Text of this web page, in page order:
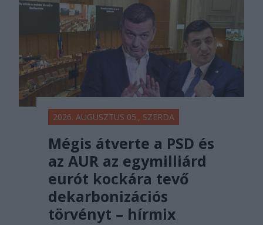
2026. AUGUSZTUS 05., SZERDA
Mégis átverte a PSD és
az AUR az egymilliárd
eurót kockára tevő
dekarbonizációs
törvényt – hírmix